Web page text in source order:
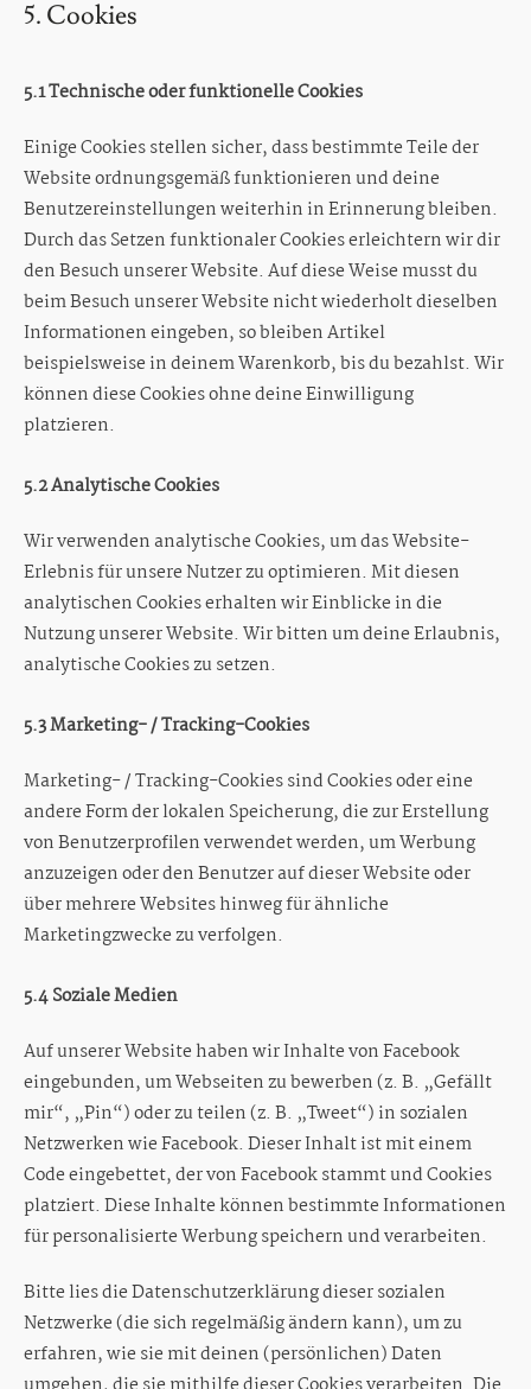
5. Cookies
5.1 Technische oder funktionelle Cookies
Einige Cookies stellen sicher, dass bestimmte Teile der
Website ordnungsgemäß funktionieren und deine
Benutzereinstellungen weiterhin in Erinnerung bleiben.
Durch das Setzen funktionaler Cookies erleichtern wir dir
den Besuch unserer Website. Auf diese Weise musst du
beim Besuch unserer Website nicht wiederholt dieselben
Informationen eingeben, so bleiben Artikel
beispielsweise in deinem Warenkorb, bis du bezahlst. Wir
können diese Cookies ohne deine Einwilligung
platzieren.
5.2 Analytische Cookies
Wir verwenden analytische Cookies, um das Website-
Erlebnis für unsere Nutzer zu optimieren. Mit diesen
analytischen Cookies erhalten wir Einblicke in die
Nutzung unserer Website. Wir bitten um deine Erlaubnis,
analytische Cookies zu setzen.
5.3 Marketing- / Tracking-Cookies
Marketing- / Tracking-Cookies sind Cookies oder eine
andere Form der lokalen Speicherung, die zur Erstellung
von Benutzerprofilen verwendet werden, um Werbung
anzuzeigen oder den Benutzer auf dieser Website oder
über mehrere Websites hinweg für ähnliche
Marketingzwecke zu verfolgen.
5.4 Soziale Medien
Auf unserer Website haben wir Inhalte von Facebook
eingebunden, um Webseiten zu bewerben (z. B. „Gefällt
mir“, „Pin“) oder zu teilen (z. B. „Tweet“) in sozialen
Netzwerken wie Facebook. Dieser Inhalt ist mit einem
Code eingebettet, der von Facebook stammt und Cookies
platziert. Diese Inhalte können bestimmte Informationen
für personalisierte Werbung speichern und verarbeiten.
Bitte lies die Datenschutzerklärung dieser sozialen
Netzwerke (die sich regelmäßig ändern kann), um zu
erfahren, wie sie mit deinen (persönlichen) Daten